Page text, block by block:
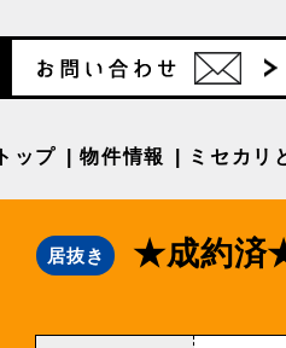
トップ 物件情報 ミセカリ
居抜き ★成約済